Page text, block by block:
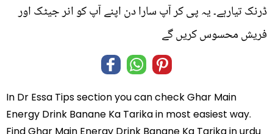
ڈرنک تیارہے۔ یہ پی کر آپ سارا دن اپنے آپ کو انر جیٹک اور
فریش محسوس کریں گے
In Dr Essa Tipssection you can checkGhar Main
Energy Drink Banane Ka Tarikain most easiest way.
Find Ghar Main Energy Drink Banane Ka Tarika inurdu